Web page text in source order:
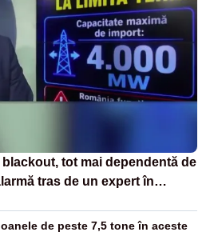
blackout, tot mai dependentă de
tras de un expert în
de peste 7,5 tone în aceste